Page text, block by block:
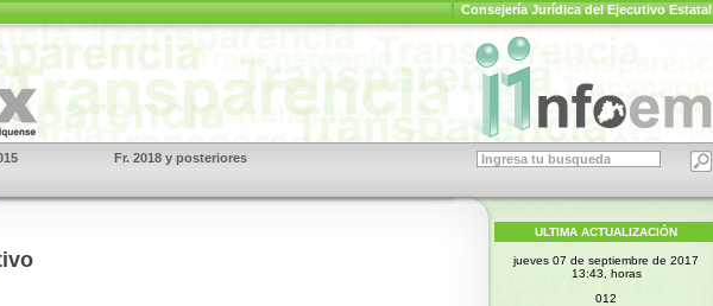
Consejería Jurídica del Ejecutivo Estatal
Fr. 2018 y posteriores
ULTIMA ACTUALIZACIÓN
jueves 07 de septiembre de 2017
13:43, horas
012